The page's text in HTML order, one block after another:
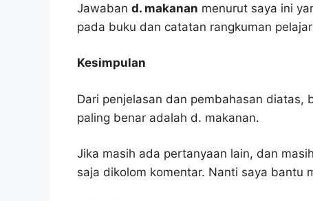
Jawaban d. makanan menurut saya ini
pada buku dan catatan rangkuman
Kesimpulan
Dari penjelasan dan pembahasan diatas,
paling benar adalah d. makanan.
Jika masih ada pertanyaan lain, dan
saja dikolom komentar. Nanti saya bantu